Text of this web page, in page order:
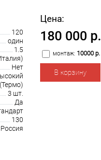
120
один
1.5
Нет
3 шт.
Да
130
Россия
Цена:
180 000 р.
монтаж: 10000 р.